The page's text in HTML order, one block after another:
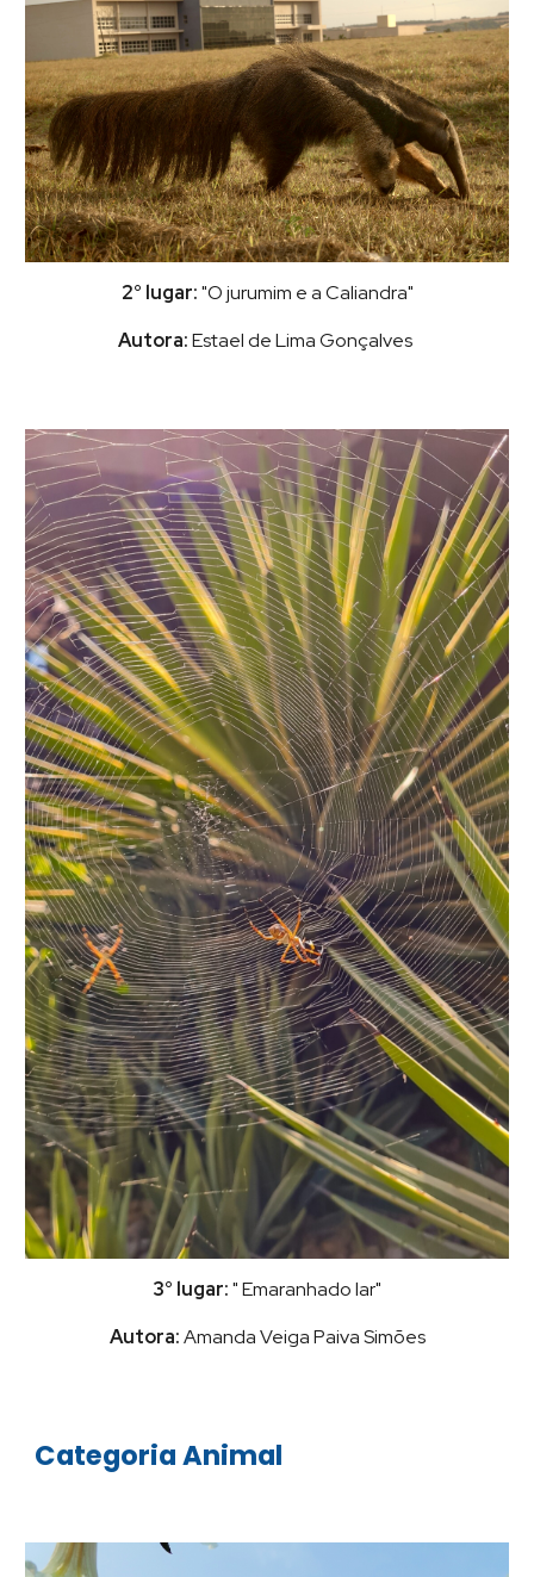
2° lugar:"O jurumim e a Caliandra"
Autora:Estael de Lima Gonçalves
3° lugar:" Emaranhado lar"
Autora:Amanda Veiga Paiva Simões
Categoria Animal